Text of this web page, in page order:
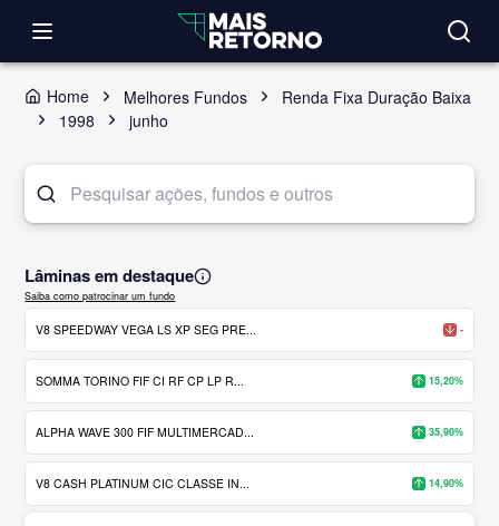
Home Melhores Fundos
Renda Fixa Duração Baixa
1998
junho
Lâminas em destaque
Saiba como patrocinar um fundo
V8 SPEEDWAY VEGA LS XP SEG PRE... -
SOMMA TORINO FIF CI RF CP LP R... 15,20%
ALPHA WAVE 300 FIF MULTIMERCAD... 35,90%
V8 CASH PLATINUM CIC CLASSE IN... 14,90%